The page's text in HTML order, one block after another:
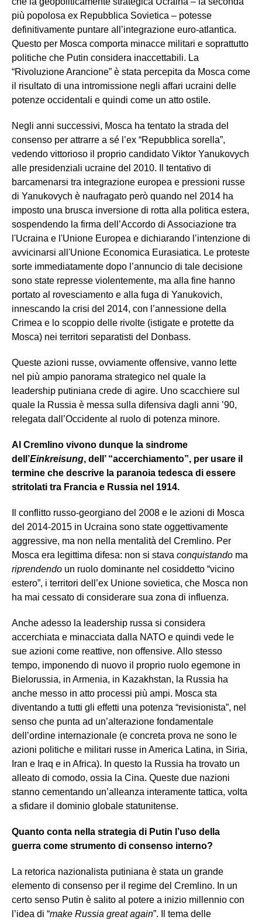
più popolosa ex Repubblica Sovietica – potesse
definitivamente puntare all’integrazione euro-atlantica.
Questo per Mosca comporta minacce militari e soprattutto
politiche che Putin considera inaccettabili. La
“Rivoluzione Arancione” è stata percepita da Mosca come
il risultato di una intromissione negli affari ucraini delle
potenze occidentali e quindi come un atto ostile.
Negli anni successivi, Mosca ha tentato la strada del
consenso per attrarre a sé l’ex “Repubblica sorella”,
vedendo vittorioso il proprio candidato Viktor Yanukovych
alle presidenziali ucraine del 2010. Il tentativo di
barcamenarsi tra integrazione europea e pressioni russe
di Yanukovych è naufragato però quando nel 2014 ha
imposto una brusca inversione di rotta alla politica estera,
sospendendo la firma dell’Accordo di Associazione tra
l'Ucraina e l'Unione Europea e dichiarando l’intenzione di
avvicinarsi all'Unione Economica Eurasiatica. Le proteste
sorte immediatamente dopo l’annuncio di tale decisione
sono state represse violentemente, ma alla fine hanno
portato al rovesciamento e alla fuga di Yanukovich,
innescando la crisi del 2014, con l’annessione della
Crimea e lo scoppio delle rivolte (istigate e protette da
Mosca) nei territori separatisti del Donbass.
Queste azioni russe, ovviamente offensive, vanno lette
nel più ampio panorama strategico nel quale la
leadership putiniana crede di agire. Uno scacchiere sul
quale la Russia è messa sulla difensiva dagli anni ’90,
relegata dall’Occidente al ruolo di potenza minore.
Al Cremlino vivono dunque la sindrome
dell’Einkreisung, dell’ “accerchiamento”, per usare il
termine che descrive la paranoia tedesca di essere
stritolati tra Francia e Russia nel 1914.
Il conflitto russo-georgiano del 2008 e le azioni di Mosca
del 2014-2015 in Ucraina sono state oggettivamente
aggressive, ma non nella mentalità del Cremlino. Per
Mosca era legittima difesa: non si stava conquistando ma
riprendendo un ruolo dominante nel cosiddetto “vicino
estero”, i territori dell’ex Unione sovietica, che Mosca non
ha mai cessato di considerare sua zona di influenza.
Anche adesso la leadership russa si considera
accerchiata e minacciata dalla NATO e quindi vede le
sue azioni come reattive, non offensive. Allo stesso
tempo, imponendo di nuovo il proprio ruolo egemone in
Bielorussia, in Armenia, in Kazakhstan, la Russia ha
anche messo in atto processi più ampi. Mosca sta
diventando a tutti gli effetti una potenza “revisionista”, nel
senso che punta ad un’alterazione fondamentale
dell’ordine internazionale (e concreta prova ne sono le
azioni politiche e militari russe in America Latina, in Siria,
Iran e Iraq e in Africa). In questo la Russia ha trovato un
alleato di comodo, ossia la Cina. Queste due nazioni
stanno cementando un’alleanza interamente tattica, volta
a sfidare il dominio globale statunitense.
Quanto conta nella strategia di Putin l’uso della
guerra come strumento di consenso interno?
La retorica nazionalista putiniana è stata un grande
elemento di consenso per il regime del Cremlino. In un
certo senso Putin è salito al potere a inizio millennio con
l’idea di “make Russia great again”. Il tema delle